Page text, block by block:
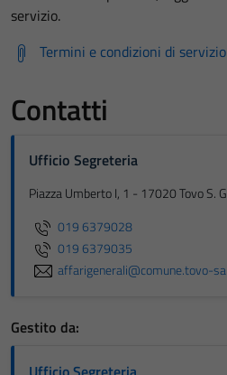
servizio.
Termini e condizioni di
Contatti
Ufficio Segreteria
Piazza Umberto I, 1 - 17020 Tovo S.
019 6379028
019 6379035
affarigenerali@comune.tovo-
Gestito da: